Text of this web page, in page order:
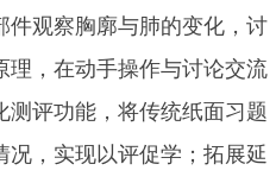
件观察胸廓与肺的变化，讨
理，在动手操作与讨论交流
测评功能，将传统纸面习题
，实现以评促学；拓展延